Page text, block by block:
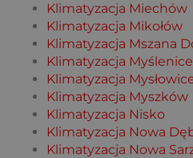
Klimatyzacja Miechów
Klimatyzacja Mikołów
Klimatyzacja Mszana
Klimatyzacja Myślenice
Klimatyzacja
Klimatyzacja Myszków
Klimatyzacja Nisko
Klimatyzacja Nowa
Klimatyzacja Nowa